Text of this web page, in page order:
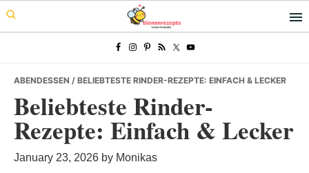
Skip
to
Skip
to
Skip
to
ABENDESSEN / BELIEBTESTE RINDER-REZEPTE: EINFACH & LECKER
Beliebteste Rinder-
Rezepte: Einfach & Lecker
January 23, 2026 by Monikas